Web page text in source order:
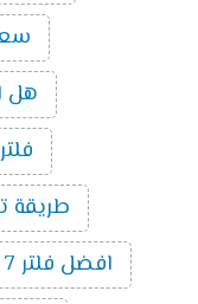
سعر
هل
فلتر
طريقة
افضل فلتر 7 مراحل